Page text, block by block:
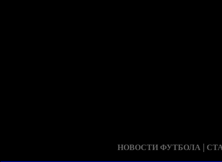
НОВОСТИ ФУТБОЛА |